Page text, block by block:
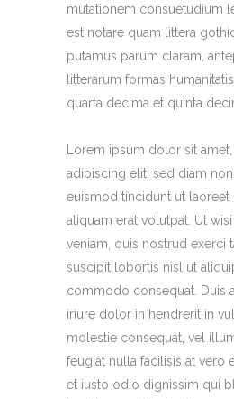
mutationem consuetudium
est notare quam littera
putamus parum claram,
litterarum formas
quarta decima et quinta
Lorem ipsum dolor sit
adipiscing elit, sed diam
euismod tincidunt ut laoreet
aliquam erat volutpat. Ut
veniam, quis nostrud exerci
suscipit lobortis nisl ut
commodo consequat. Duis
iriure dolor in hendrerit in
molestie consequat, vel
feugiat nulla facilisis at vero
et iusto odio dignissim qui